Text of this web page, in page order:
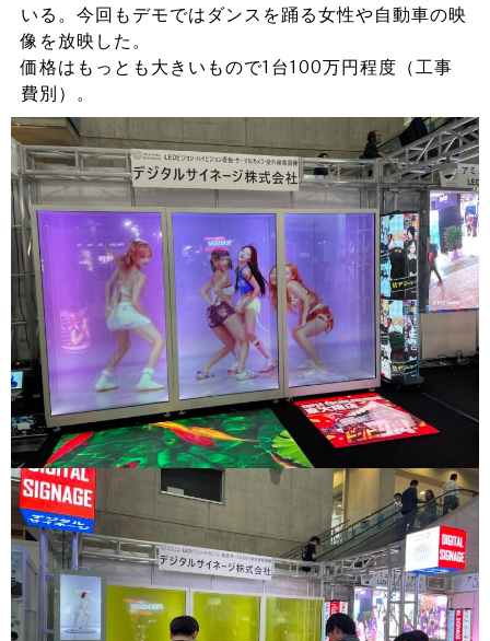
いる。今回もデモではダンスを踊る女性や自動車の映
像を放映した。
価格はもっとも大きいもので1台100万円程度（工事
費別）。